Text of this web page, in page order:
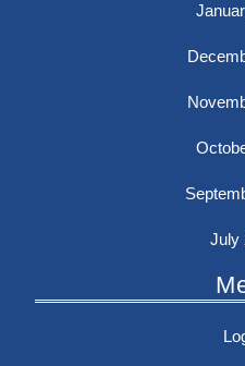
July